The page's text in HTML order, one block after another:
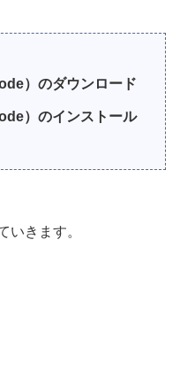
）のダウンロード
）のインストール
いきます。